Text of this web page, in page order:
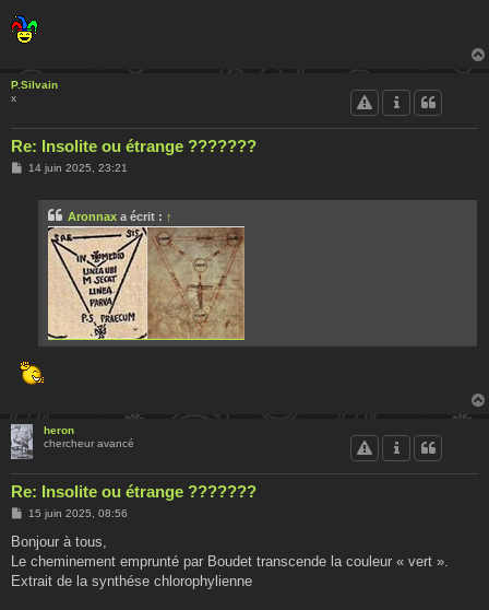
P.Silvain
x
Re: Insolite ou étrange ???????
M14 juin 2025, 23:21
Aronnax a écrit : ↑
heron
chercheur avancé
Re: Insolite ou étrange ???????
M
s
a
g
15 juin 2025, 08:56
Bonjour à tous,
Le cheminement emprunté par Boudet transcende la couleur « vert ».
Extrait de la synthése chlorophylienne